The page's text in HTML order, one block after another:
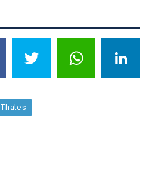
Facebook
Twitter
Thales